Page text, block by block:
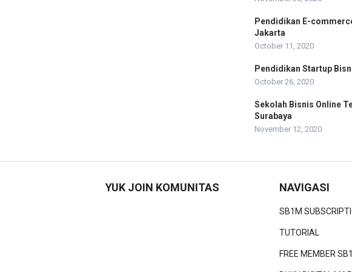
Pendidikan E-
Jakarta
October 11, 2020
Pendidikan Startup
October 26, 2020
Sekolah Bisnis Online
Surabaya
November 12, 2020
YUK JOIN KOMUNITAS NAVIGASI
SB1M
TUTORIAL
FREE MEMBER